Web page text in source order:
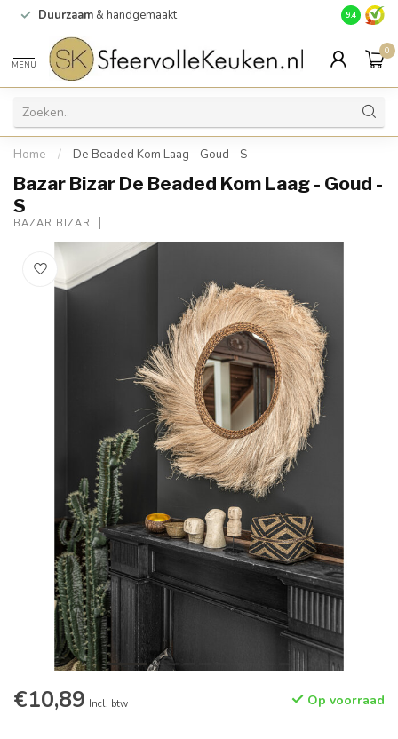
Duurzaam & handgemaakt Gratis
9.4
MENU
0
Home / De Beaded Kom Laag - Goud - S
Bazar Bizar De Beaded Kom Laag - Goud -
S
BAZAR BIZAR
€10,89 Incl. btw Op voorraad